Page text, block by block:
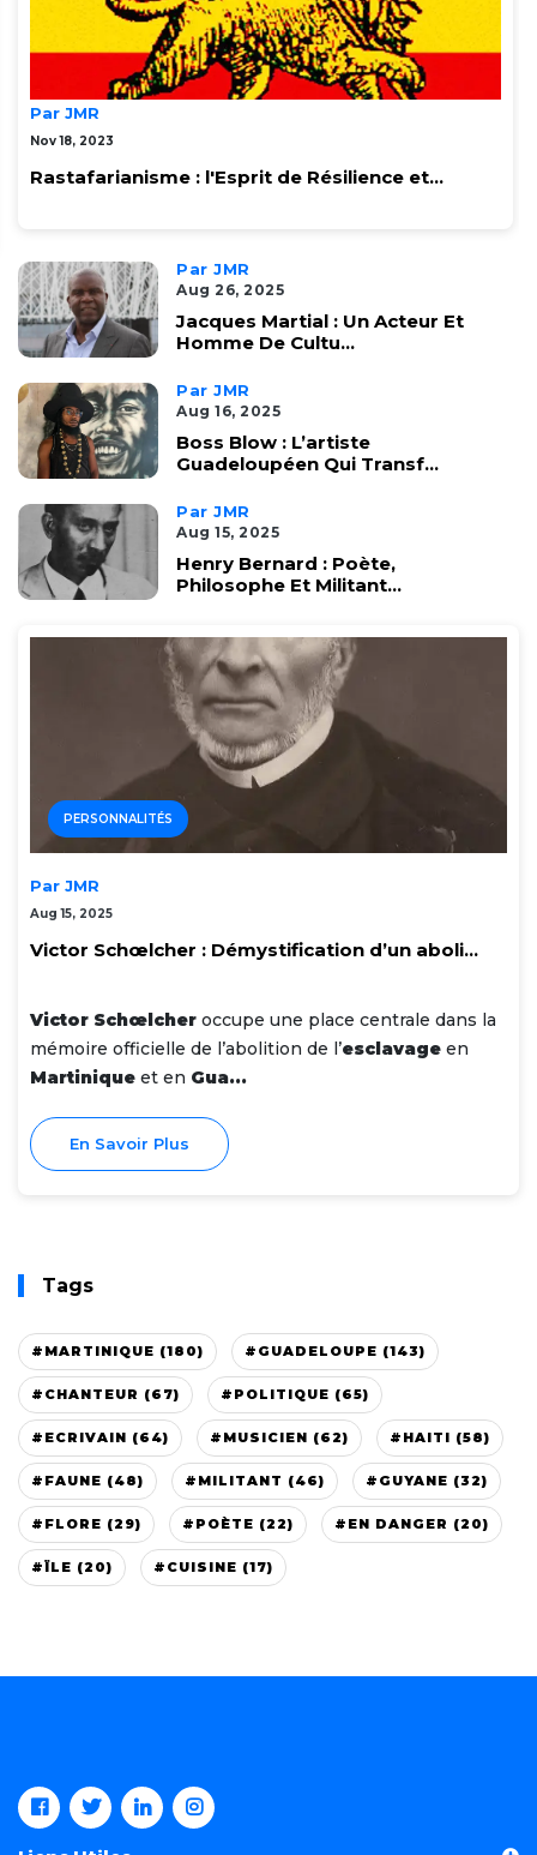
Par JMR
Nov 18, 2023
Rastafarianisme : l'Esprit de Résilience et...
Par JMR
Aug 26, 2025
Jacques Martial : Un Acteur Et
Homme De Cultu...
Par JMR
Aug 16, 2025
Boss Blow : L’artiste
Guadeloupéen Qui Transf...
Par JMR
Aug 15, 2025
Henry Bernard : Poète,
Philosophe Et Militant...
PERSONNALITÉS
Par JMR
Aug 15, 2025
Victor Schœlcher : Démystification d’un aboli...
Victor Schœlcher occupe une place centrale dans la
mémoire officielle de l’abolition de l’esclavage en
Martinique et en Gua...
En Savoir Plus
Tags
#MARTINIQUE (180) #GUADELOUPE (143)
#CHANTEUR (67) #POLITIQUE (65)
#ECRIVAIN (64) #MUSICIEN (62) #HAITI (58)
#FAUNE (48) #MILITANT (46) #GUYANE (32)
#FLORE (29) #POÈTE (22) #EN DANGER (20)
#ÏLE (20) #CUISINE (17)